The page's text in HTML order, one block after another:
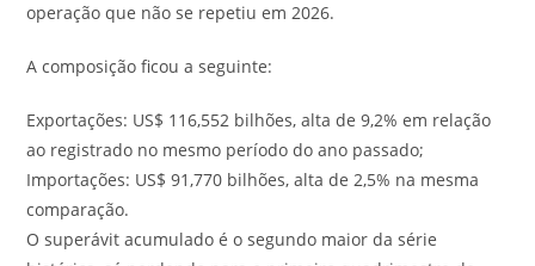
operação que não se repetiu em 2026.
A composição ficou a seguinte:
Exportações: US$ 116,552 bilhões, alta de 9,2% em relação
ao registrado no mesmo período do ano passado;
Importações: US$ 91,770 bilhões, alta de 2,5% na mesma
comparação.
O superávit acumulado é o segundo maior da série